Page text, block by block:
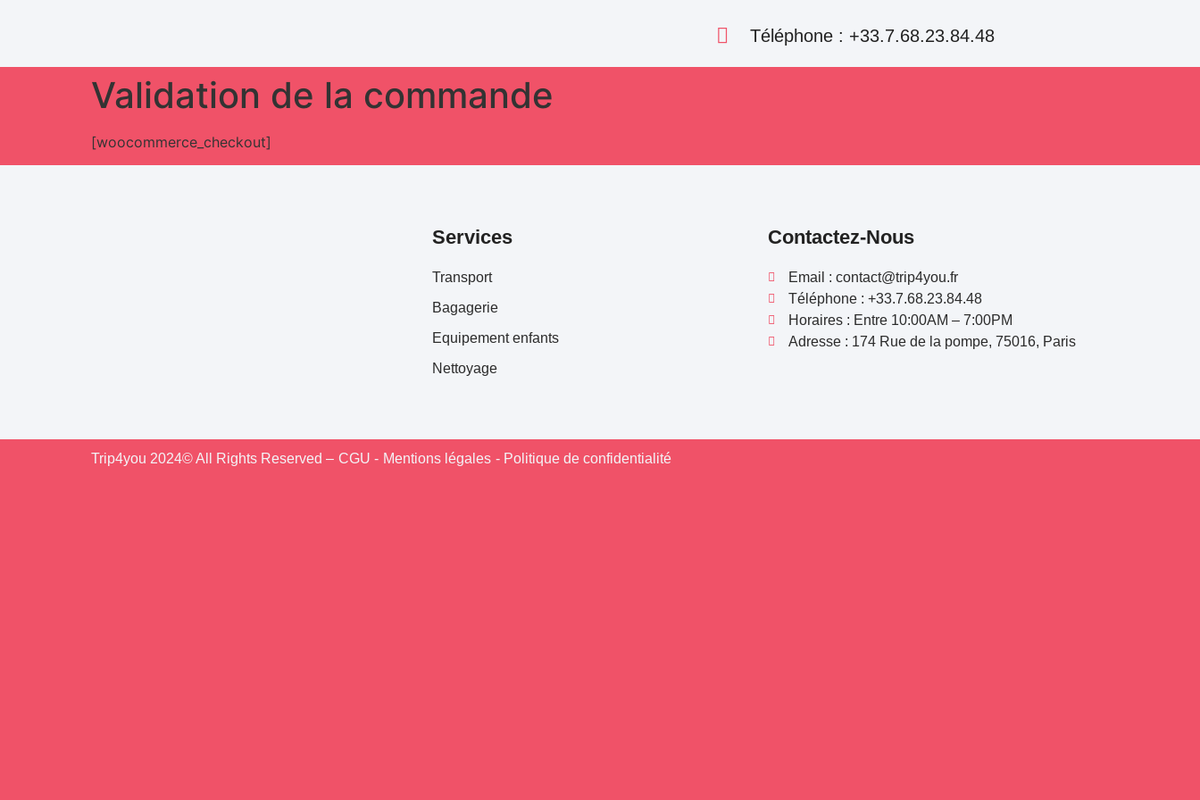
Téléphone : +33.7.68.23.84.48
Validation de la commande
[woocommerce_checkout]
Services
Transport
Bagagerie
Equipement enfants
Nettoyage
Contactez-Nous
Email : contact@trip4you.fr
Téléphone : +33.7.68.23.84.48
Horaires : Entre 10:00AM – 7:00PM
Adresse : 174 Rue de la pompe, 75016, Paris
Trip4you 2024© All Rights Reserved – CGU - Mentions légales - Politique de confidentialité